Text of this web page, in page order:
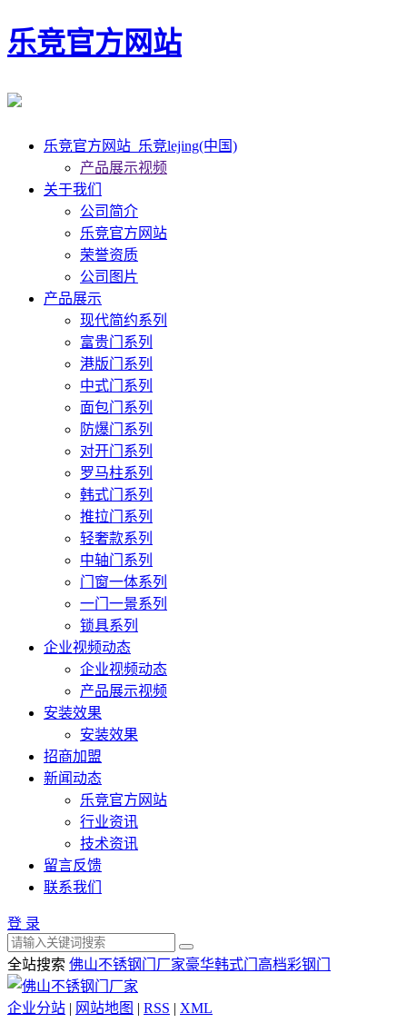
乐竞官方网站
乐竞官方网站_乐竞lejing(中国)
产品展示视频
关于我们
公司简介
乐竞官方网站
荣誉资质
公司图片
产品展示
现代简约系列
富贵门系列
港版门系列
中式门系列
面包门系列
防爆门系列
对开门系列
罗马柱系列
韩式门系列
推拉门系列
轻奢款系列
中轴门系列
门窗一体系列
一门一景系列
锁具系列
企业视频动态
企业视频动态
产品展示视频
安装效果
安装效果
招商加盟
新闻动态
乐竞官方网站
行业资讯
技术资讯
留言反馈
联系我们
登 录
全站搜索 佛山不锈钢门厂家豪华韩式门 高档彩钢门
企业分站 | 网站地图 | RSS | XML